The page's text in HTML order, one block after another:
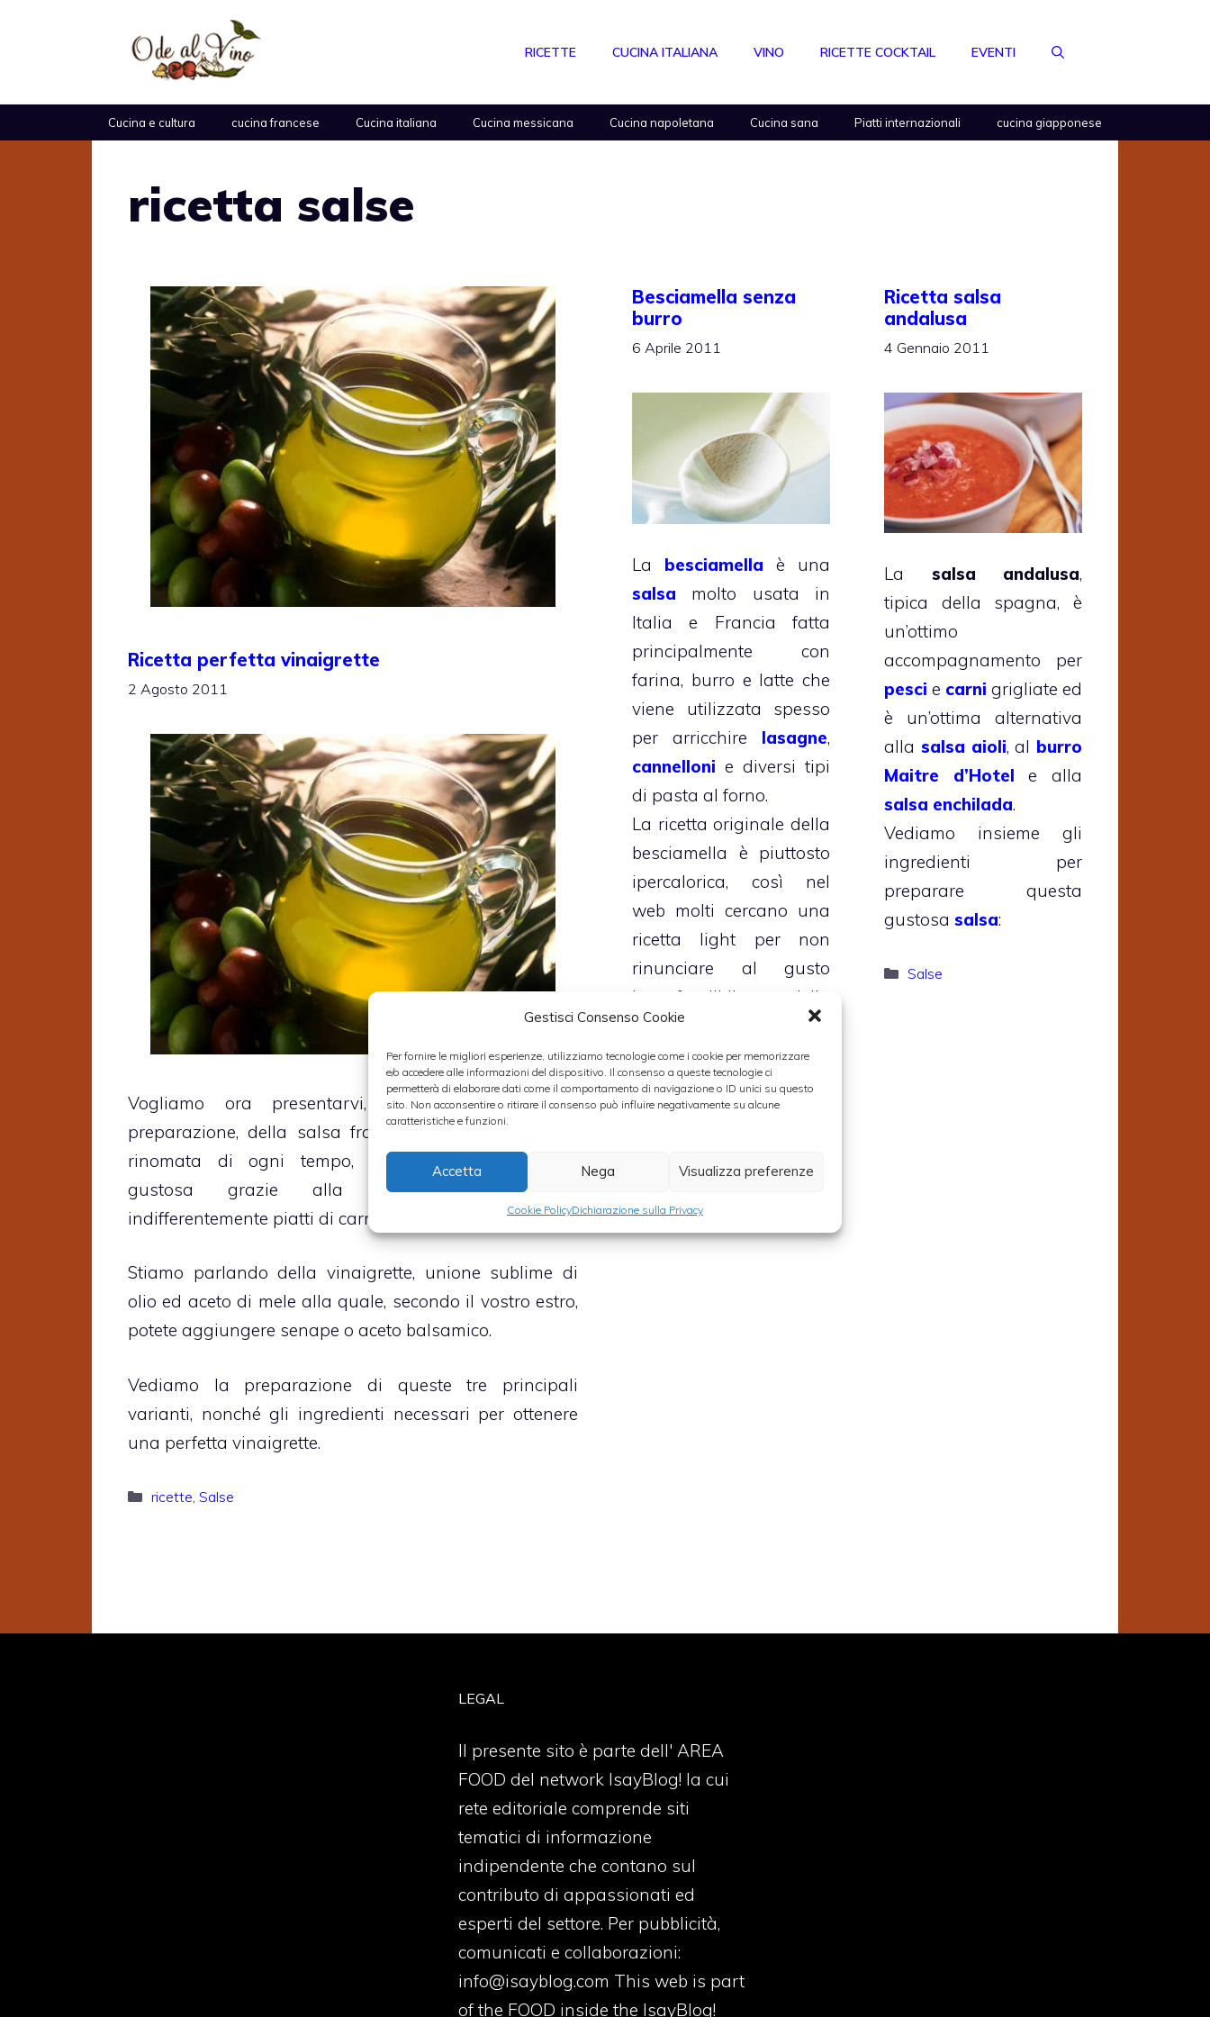
Gestisci Consenso Cookie
Per fornire le migliori esperienze, utilizziamo tecnologie come i cookie per memorizzare
e/o accedere alle informazioni del dispositivo. Il consenso a queste tecnologie ci
permetterà di elaborare dati come il comportamento di navigazione o ID unici su questo
sito. Non acconsentire o ritirare il consenso può influire negativamente su alcune
caratteristiche e funzioni.
Accetta Nega Visualizza preferenze
Cookie PolicyDichiarazione sulla Privacy
RICETTE CUCINA ITALIANA VINO RICETTE COCKTAIL EVENTI
Cucina e cultura cucina francese Cucina italiana Cucina messicana Cucina napoletana Cucina sana Piatti internazionali cucina giapponese
ricetta salse
Ricetta perfetta vinaigrette
2 Agosto 2011
Vogliamo ora presentarvi, nonché spiegarvi la
preparazione, della salsa francese più famosa e più
rinomata di ogni tempo, un’emulsione sfiziosa e
gustosa grazie alla quale accompagnare
indifferentemente piatti di carne, pesce o insalate.
Stiamo parlando della vinaigrette, unione sublime di
olio ed aceto di mele alla quale, secondo il vostro estro,
potete aggiungere senape o aceto balsamico.
Vediamo la preparazione di queste tre principali
varianti, nonché gli ingredienti necessari per ottenere
una perfetta vinaigrette.
Categorie
ricette Salse
Besciamella senza
burro
6 Aprile 2011
La besciamella è una
salsa molto usata in
Italia e Francia fatta
principalmente con
farina, burro e latte che
viene utilizzata spesso
per arricchire lasagne,
cannelloni e diversi tipi
di pasta al forno.
La ricetta originale della
besciamella è piuttosto
ipercalorica, così nel
web molti cercano una
ricetta light per non
rinunciare al gusto
inconfondibile della
“salsa bianca
Ingredienti per fare la
besciamella senza
burro:
Categorie
Salse
Ricetta salsa
andalusa
4 Gennaio 2011
La salsa andalusa,
tipica della spagna, è
un’ottimo
accompagnamento per
pesci e carni grigliate ed
è un’ottima alternativa
alla salsa aioli, al burro
Maitre d’Hotel e alla
salsa enchilada.
Vediamo insieme gli
ingredienti per
preparare questa
gustosa salsa:
Categorie
Salse
LEGAL
Il presente sito è parte dell' AREA
FOOD del network IsayBlog! la cui
rete editoriale comprende siti
tematici di informazione
indipendente che contano sul
contributo di appassionati ed
esperti del settore. Per pubblicità,
comunicati e collaborazioni:
info@isayblog.com This web is part
of the FOOD inside the IsayBlog!